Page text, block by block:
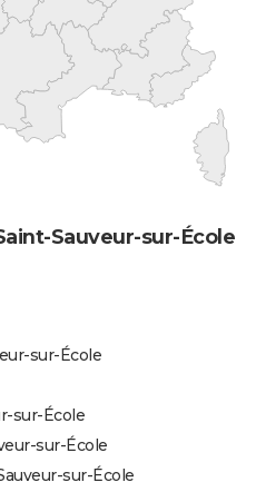
Sauveur-sur-École
sur-École
sur-École
sur-École
sur-École